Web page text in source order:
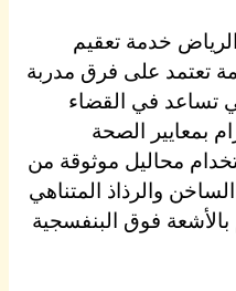
خدمة تعقيم
تعتمد على فرق مدربة
تساعد في القضاء
بمعايير الصحة
محاليل موثوقة من
والرذاذ المتناهي
بالأشعة فوق البنفسجية